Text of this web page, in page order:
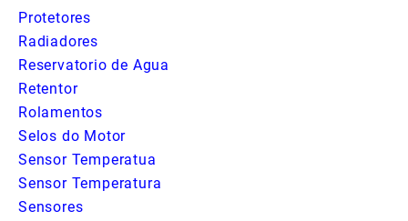
Protetores
Radiadores
Reservatorio de Agua
Retentor
Rolamentos
Selos do Motor
Sensor Temperatua
Sensor Temperatura
Sensores